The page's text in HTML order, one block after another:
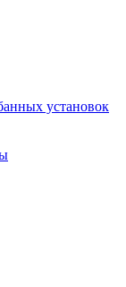
установок